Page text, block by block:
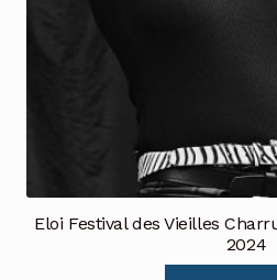
Eloi Festival des Vieilles
2024